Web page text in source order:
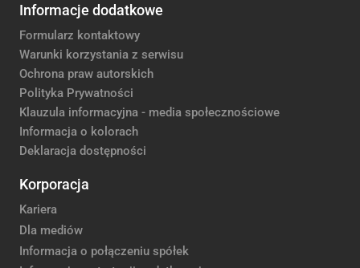
Informacje dodatkowe
Formularz kontaktowy
Warunki korzystania z serwisu
Ochrona praw autorskich
Polityka Prywatności
Klauzula informacyjna - media społecznościowe
Informacja o kolorach
Deklaracja dostępności
Korporacja
Kariera
Dla mediów
Informacja o połączeniu spółek